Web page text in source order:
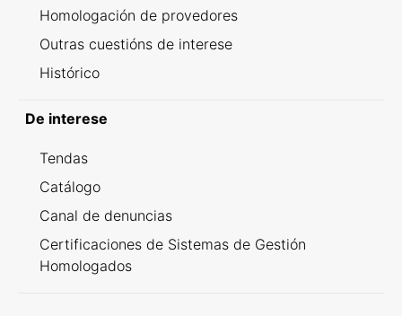
Homologación de provedores
Outras cuestións de interese
Histórico
De interese
Tendas
Catálogo
Canal de denuncias
Certificaciones de Sistemas de Gestión
Homologados